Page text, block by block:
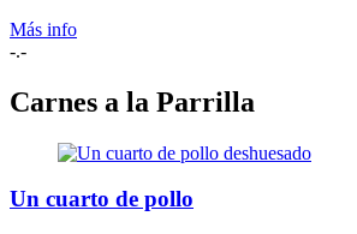
Más info
-.-
Carnes a la Parrilla
Un cuarto de pollo